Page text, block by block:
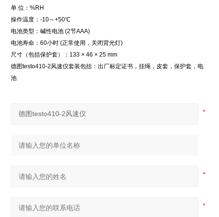
单 位：%RH
操作温度：-10～+50℃
电池类型：碱性电池 (2节AAA)
电池寿命：60小时 (正常使用，关闭背光灯)
尺寸（包括保护套）：133 × 46 × 25 mm
德图testo410-2风速仪套装包括：出厂标定证书，挂绳，皮套，保护套，电
池